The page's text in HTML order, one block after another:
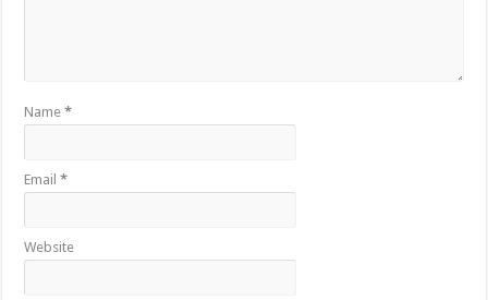
Name*
Email*
Website